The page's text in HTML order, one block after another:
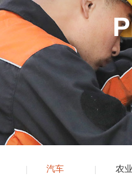
汽车 农业